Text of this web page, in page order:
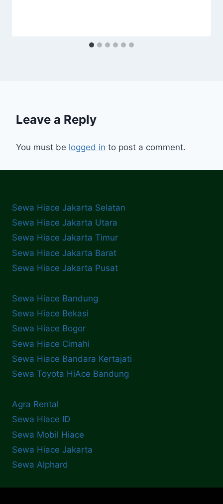
Leave a Reply
You must be logged in to post a comment.
Sewa Hiace Jakarta Selatan
Sewa Hiace Jakarta Utara
Sewa Hiace Jakarta Timur
Sewa Hiace Jakarta Barat
Sewa Hiace Jakarta Pusat
Sewa Hiace Bandung
Sewa Hiace Bekasi
Sewa Hiace Bogor
Sewa Hiace Cimahi
Sewa Hiace Bandara Kertajati
Sewa Toyota HiAce Bandung
Agra Rental
Sewa Hiace ID
Sewa Mobil Hiace
Sewa Hiace Jakarta
Sewa Alphard